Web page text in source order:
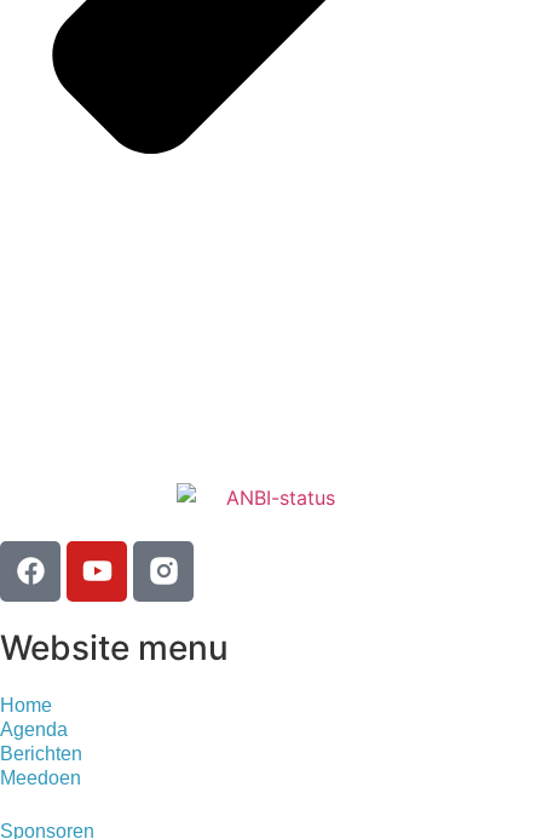
Website menu
Home
Agenda
Berichten
Meedoen
Sponsoren